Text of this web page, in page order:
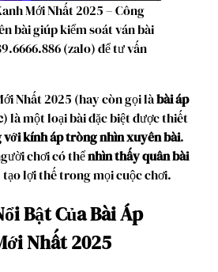
Mới Nhất 2025 – Công
bài giúp kiểm soát ván bài
(zalo) để tư vấn
Nhất 2025 (hay còn gọi làbài áp
) là một loại bài đặc biệt được thiết
với kính áp tròng nhìn xuyên bài.
chơi có thểnhìn thấy quân bài
tạo lợi thế trong mọi cuộc chơi.
Bật Của Bài Áp
Nhất 2025